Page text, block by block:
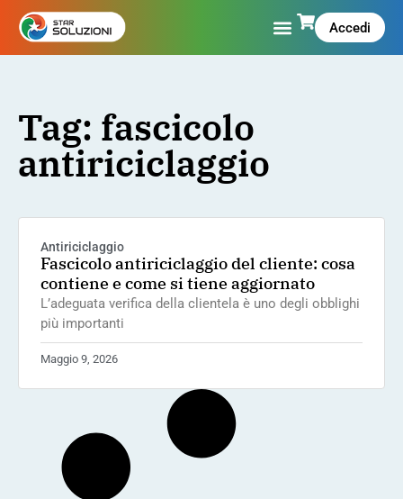
Accedi
Tag: fascicolo
antiriciclaggio
Antiriciclaggio
Fascicolo antiriciclaggio del cliente: cosa
contiene e come si tiene aggiornato
L’adeguata verifica della clientela è uno degli obblighi
più importanti
Maggio 9, 2026